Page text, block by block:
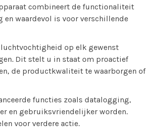
combineert de functionaliteit
en waardevol is voor verschillende
op elk gewenst
Dit stelt u in staat om proactief
de productkwaliteit te waarborgen of
functies zoals datalogging,
en gebruiksvriendelijker worden.
voor verdere actie.